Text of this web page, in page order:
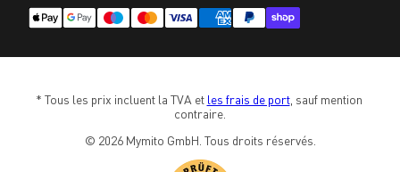
* Tous les prix incluent la TVA et les frais de port, sauf mention
contraire.
© 2026 Mymito GmbH. Tous droits réservés.